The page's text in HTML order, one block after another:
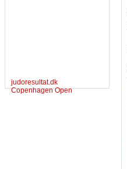
judoresultat.dk
Copenhagen Open